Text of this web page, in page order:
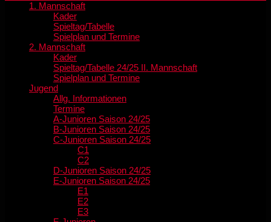
1. Mannschaft
Kader
Spieltag/Tabelle
Spielplan und Termine
2. Mannschaft
Kader
Spieltag/Tabelle 24/25 II. Mannschaft
Spielplan und Termine
Jugend
Allg. Informationen
Termine
A-Junioren Saison 24/25
B-Junioren Saison 24/25
C-Junioren Saison 24/25
C1
C2
D-Junioren Saison 24/25
E-Junioren Saison 24/25
E1
E2
E3